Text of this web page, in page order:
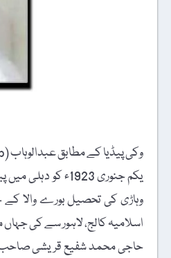
وکی پیڈیا کے مطابق عبدالوہاب (Abdul Wahab) پاکستان کی تبلیغی جماعت کے امیر 18 نومبر 2018ء کو لاہور میں انتقال کرگئے۔
یکم جنوری 1923ء
اسلامیہ کالج، لاہور سے کی
حاجی محمد شفیع قریشی صاحب،